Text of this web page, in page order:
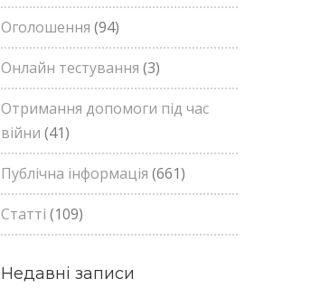
Оголошення (94)
Онлайн тестування (3)
Отримання допомоги під час
війни (41)
Публічна інформація (661)
Статті (109)
Недавні записи